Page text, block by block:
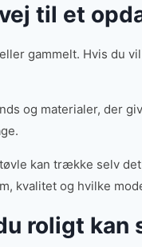
til et
gammelt. Hvis du
og materialer, der
kan trække selv
kvalitet og hvilke
roligt kan